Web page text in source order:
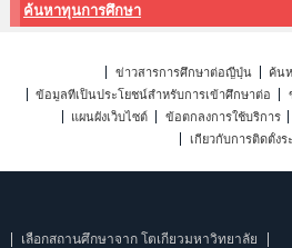
ค้นหาทุนการศึกษา
ข่าวสารการศึกษาต่อญี่ปุ่น
ค้น
ข้อมูลที่เป็นประโยชน์สำหรับการเข้าศึกษาต่อ
แผนผังเว็บไซต์
ข้อตกลงการใช้บริการ
เกี่ยวกับการติดตั้งร
เลือกสถานศึกษาจาก โตเกียวมหาวิทยาลัย